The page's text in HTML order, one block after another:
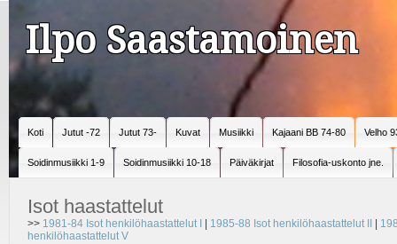
Ilpo Saastamoinen
Koti Jutut -72 Jutut 73- Kuvat Musiikki Kajaani BB 74-80 Velho
Soidinmusiikki 1-9 Soidinmusiikki 10-18 Päiväkirjat Filosofia-uskonto jne.
Isot haastattelut
>> 1981-84 Isot henkilöhaastattelut I 1985-88 Isot henkilöhaastattelut II
henkilöhaastattelut V